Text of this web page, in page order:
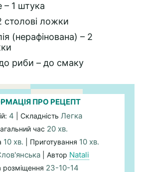
– 1 штука
ложки
(нерафінована) – 2
до риби – до смаку
ПРО РЕЦЕПТ
4 | Складність Легка
час 20 хв.
10 хв. | Приготування 10 хв.
| Автор Natali
розміщення 23-10-14